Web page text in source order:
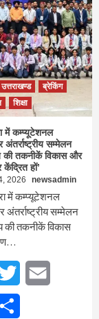
उत्तराखण्ड
ब्रेकिंग
शिक्षा
में कम्प्यूटेशनल
सम्मेलन
की तकनीकें विकास और
केंद्रित हों’
2026 newsadmin
में कम्प्यूटेशनल
अंतर्राष्ट्रीय सम्मेलन
की तकनीकें विकास
Twitter